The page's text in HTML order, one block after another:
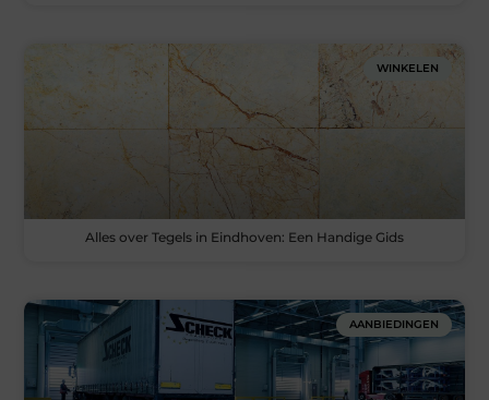
WINKELEN
Alles over Tegels in Eindhoven: Een Handige Gids
AANBIEDINGEN